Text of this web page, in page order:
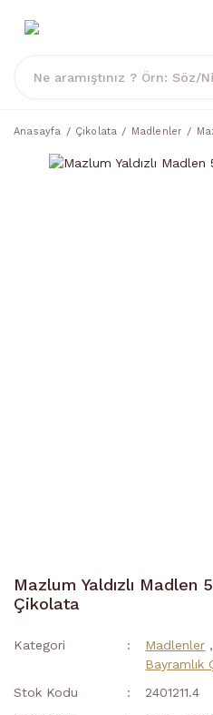
Anasayfa Çikolata Madlenler
Mazlum Yaldızlı Madlen
Çikolata
Kategori Madlenler
Bayramlık
Stok Kodu
2401211.4